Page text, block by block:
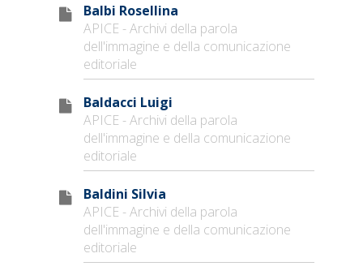
Balbi Rosellina
APICE - Archivi della parola
dell'immagine e della comunicazione
editoriale
Baldacci Luigi
APICE - Archivi della parola
dell'immagine e della comunicazione
editoriale
Baldini Silvia
APICE - Archivi della parola
dell'immagine e della comunicazione
editoriale